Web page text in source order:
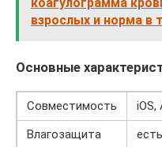
взрослых и норма в
Основные
Совместимость
iOS,
Влагозащита